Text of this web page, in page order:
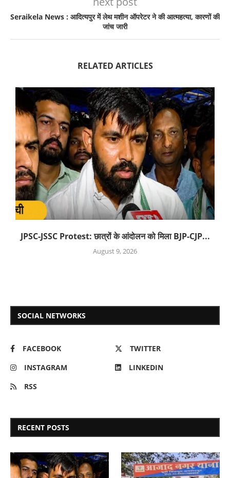
Seraikela News : आदित्यपुर में लेथ मशीन ऑपरेटर ने की आत्महत्या, कारणों की
जांच जारी
RELATED ARTICLES
JPSC-JSSC Protest: छात्रों के आंदोलन को मिला BJP-CJP...
August 9, 2026
SOCIAL NETWORKS
FACEBOOK
TWITTER
INSTAGRAM
LINKEDIN
RSS
RECENT POSTS